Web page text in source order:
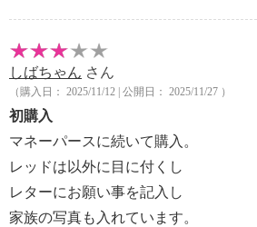
しばちゃん さん
（購入日： 2025/11/12 | 公開日： 2025/11/27 ）
初購入
マネーパースに続いて購入。
レッドは以外に目に付くし
レターにお願い事を記入し
家族の写真も入れています。